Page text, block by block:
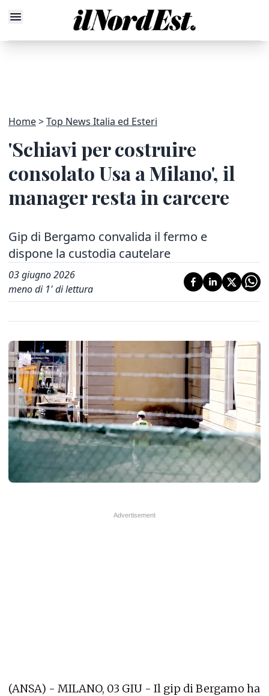
Home Top News Italia ed Esteri
'Schiavi per costruire
consolato Usa a Milano', il
manager resta in carcere
Gip di Bergamo convalida il fermo e
dispone la custodia cautelare
03 giugno 2026
meno di 1' di lettura
(ANSA) - MILANO, 03 GIU - Il gip di Bergamo ha